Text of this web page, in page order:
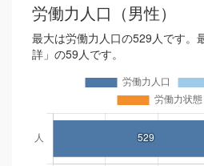
労働力人口（男性）
最大は労働力人口の529人です。
詳」の59人です。